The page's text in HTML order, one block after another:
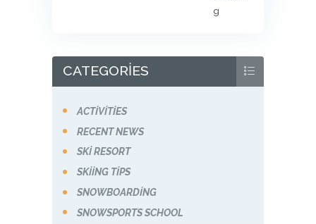
g
CATEGORIES
ACTIVITIES
RECENT NEWS
SKI RESORT
SKIING TIPS
SNOWBOARDING
SNOWSPORTS SCHOOL